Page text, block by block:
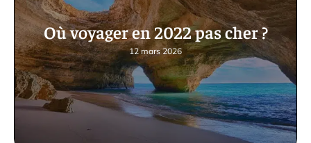
Où voyager en 2022 pas cher ?
12 mars 2026